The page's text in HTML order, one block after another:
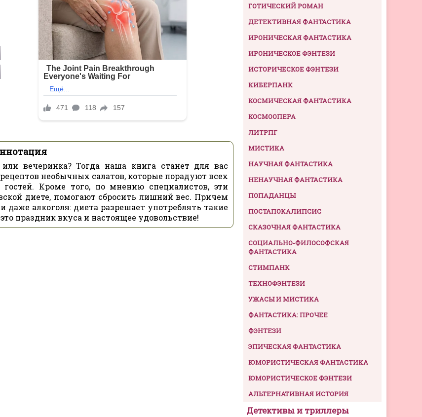
вечеринка? Тогда наша книга станет для вас
необычных салатов, которые порадуют всех
Кроме того, по мнению специалистов, эти
диете, помогают сбросить лишний вес. Причем
алкоголя: диета разрешает употреблять такие
праздник вкуса и настоящее удовольствие!
ГОТИЧЕСКИЙ РОМАН
ДЕТЕКТИВНАЯ ФАНТАСТИКА
ИРОНИЧЕСКАЯ ФАНТАСТИКА
ИРОНИЧЕСКОЕ ФЭНТЕЗИ
ИСТОРИЧЕСКОЕ ФЭНТЕЗИ
КИБЕРПАНК
КОСМИЧЕСКАЯ ФАНТАСТИКА
КОСМООПЕРА
ЛИТРПГ
МИСТИКА
НАУЧНАЯ ФАНТАСТИКА
НЕНАУЧНАЯ ФАНТАСТИКА
ПОПАДАНЦЫ
ПОСТАПОКАЛИПСИС
СКАЗОЧНАЯ ФАНТАСТИКА
СОЦИАЛЬНО-ФИЛОСОФСКАЯ
ФАНТАСТИКА
СТИМПАНК
ТЕХНОФЭНТЕЗИ
УЖАСЫ И МИСТИКА
ФАНТАСТИКА: ПРОЧЕЕ
ФЭНТЕЗИ
ЭПИЧЕСКАЯ ФАНТАСТИКА
ЮМОРИСТИЧЕСКАЯ ФАНТАСТИКА
ЮМОРИСТИЧЕСКОЕ ФЭНТЕЗИ
АЛЬТЕРНАТИВНАЯ ИСТОРИЯ
Детективы и триллеры